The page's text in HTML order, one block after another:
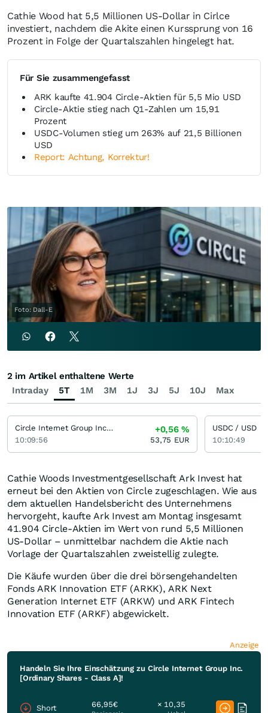
Cathie Wood hat 5,5 Millionen US-Dollar in Cirlce
investiert, nachdem die Akite einen Kurssprung von 16
Prozent in Folge der Quartalszahlen hingelegt hat.
Für Sie zusammengefasst
ARK kaufte 41.904 Circle-Aktien für 5,5 Mio USD
Circle-Aktie stieg nach Q1-Zahlen um 15,91
Prozent
USDC-Volumen stieg um 263% auf 21,5 Billionen
USD
Report: Achtung, Korrektur!
Foto: Dall-E
Cathie Woods Investmentgesellschaft Ark Invest hat
erneut bei den Aktien von Circle zugeschlagen. Wie aus
dem aktuellen Handelsbericht des Unternehmens
hervorgeht, kaufte Ark Invest am Montag insgesamt
41.904 Circle-Aktien im Wert von rund 5,5 Millionen
US-Dollar – unmittelbar nachdem die Aktie nach
Vorlage der Quartalszahlen zweistellig zulegte.
Die Käufe wurden über die drei börsengehandelten
Fonds ARK Innovation ETF (ARKK), ARK Next
Generation Internet ETF (ARKW) und ARK Fintech
Innovation ETF (ARKF) abgewickelt.
Anzeige
Handeln Sie Ihre Einschätzung zu Circle Internet Group Inc.
[Ordinary Shares - Class A]!
Short 66,95€ × 10,35
Intraday 5T 1M 3M 1J 3J 5J 10J Max
2 im Artikel enthaltene Werte
Circle Internet Group Incorporation. Registered (A)
10:09:56
+0,56%
53,75 EUR
USDC / USD
10:10:49